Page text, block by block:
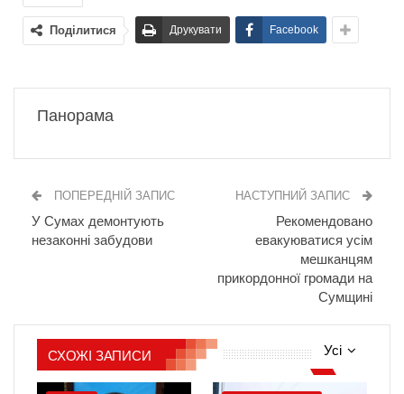
Поділитися Друкувати Facebook
Панорама
ПОПЕРЕДНІЙ ЗАПИС
У Сумах демонтують
незаконні забудови
НАСТУПНИЙ ЗАПИС
Рекомендовано
евакуюватися усім
мешканцям
прикордонної громади на
Сумщині
Усі
СХОЖІ ЗАПИСИ